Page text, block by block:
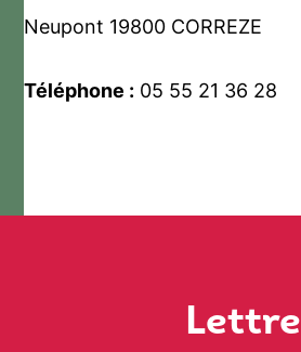
Neupont 19800 CORREZE
Téléphone : 05 55 21 36 28
Lettre